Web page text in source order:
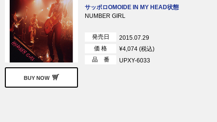
BUY NOW
サッポロOMOIDE IN MY HEAD状態
NUMBER GIRL
発売日
2015.07.29
価 格
¥4,074 (税込)
品 番
UPXY-6033